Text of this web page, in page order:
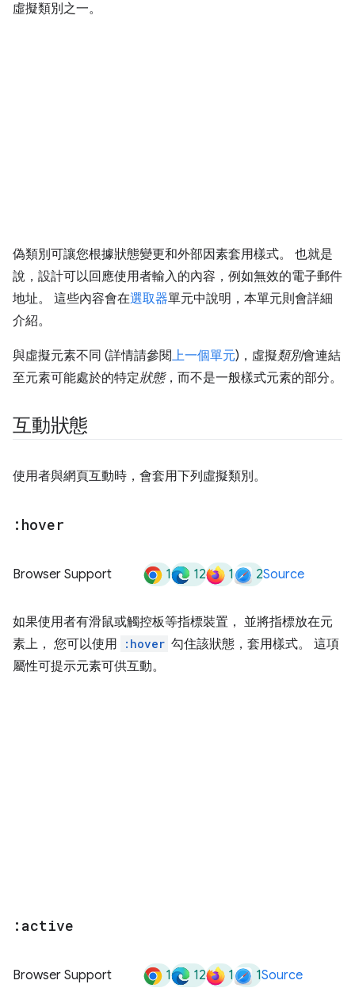
虛擬類別之一。
偽類別可讓您根據狀態變更和外部因素套用樣式。 也就是
說，設計可以回應使用者輸入的內容，例如無效的電子郵件
地址。 這些內容會在選取器單元中說明，本單元則會詳細
介紹。
與虛擬元素不同 (詳情請參閱上一個單元)，虛擬類別會連結
至元素可能處於的特定狀態，而不是一般樣式元素的部分。
互動狀態
使用者與網頁互動時，會套用下列虛擬類別。
:hover
Browser Support 1 12 1 2Source
如果使用者有滑鼠或觸控板等指標裝置， 並將指標放在元
素上， 您可以使用
:hover 勾住該狀態，套用樣式。 這項
屬性可提示元素可供互動。
:active
Browser Support 1 12 1 1Source